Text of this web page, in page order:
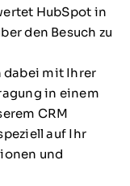
HubSpot in
den Besuch zu
dabei mit Ihrer
in einem
CRM
auf Ihr
und